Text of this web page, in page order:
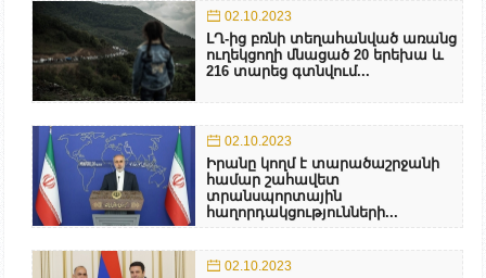
02.10.2023
ԼՂ-ից բռնի տեղահանված առանց
ուղեկցողի մնացած 20 երեխա և
216 տարեց գտնվում...
02.10.2023
Իրանը կողմ է տարածաշրջանի
համար շահավետ
տրանսպորտային
հաղորդակցությունների...
02.10.2023